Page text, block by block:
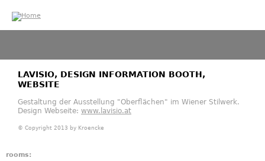
LAVISIO, DESIGN INFORMATION BOOTH,
WEBSITE
Gestaltung der Ausstellung "Oberflächen" im Wiener Stilwerk.
Design Webseite: www.lavisio.at
© Copyright 2013 by Kroencke
rooms: